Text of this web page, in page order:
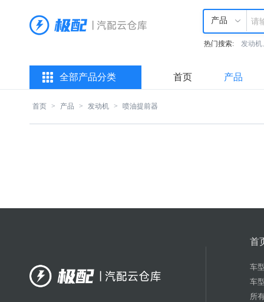
产品
热门搜索: 发动机
全部产品分类 首页 产品
首页 > 产品 > 发动机 > 喷油提前器
首
车
车
所